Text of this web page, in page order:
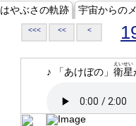
はやぶさの軌跡 宇宙からの
<<< << <
♪ 「あけぼの」 衛星
えいせい